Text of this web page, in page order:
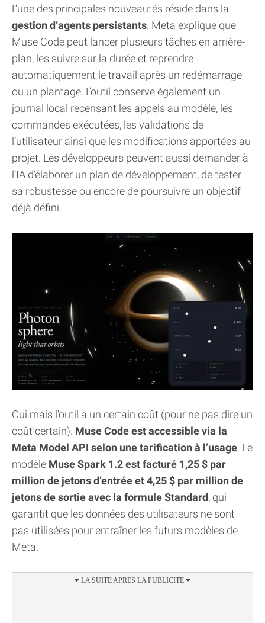
L’une des principales nouveautés réside dans la
gestion d’agents persistants. Meta explique que
Muse Code peut lancer plusieurs tâches en arrière-
plan, les suivre sur la durée et reprendre
automatiquement le travail après un redémarrage
ou un plantage. L’outil conserve également un
journal local recensant les appels au modèle, les
commandes exécutées, les validations de
l’utilisateur ainsi que les modifications apportées au
projet. Les développeurs peuvent aussi demander à
l’IA d’élaborer un plan de développement, de tester
sa robustesse ou encore de poursuivre un objectif
déjà défini.
Oui mais l'outil a un certain coût (pour ne pas dire un
coût certain). Muse Code est accessible via la
Meta Model API selon une tarification à l’usage. Le
modèle Muse Spark 1.2 est facturé 1,25 $ par
million de jetons d’entrée et 4,25 $ par million de
jetons de sortie avec la formule Standard, qui
garantit que les données des utilisateurs ne sont
pas utilisées pour entraîner les futurs modèles de
Meta.